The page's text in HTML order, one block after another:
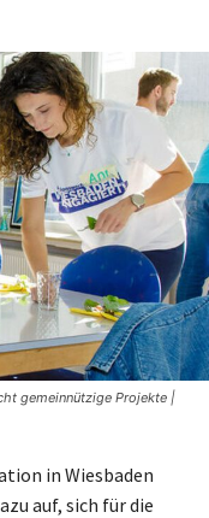
gemeinnützige Projekte |
in Wiesbaden
auf, sich für die